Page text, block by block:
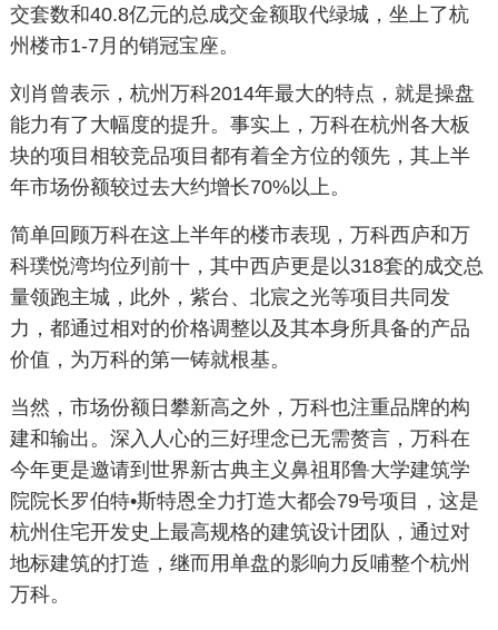
交套数和40.8亿元的总成交金额取代绿城，坐上了杭
州楼市1-7月的销冠宝座。
刘肖曾表示，杭州万科2014年最大的特点，就是操盘
能力有了大幅度的提升。事实上，万科在杭州各大板
块的项目相较竞品项目都有着全方位的领先，其上半
年市场份额较过去大约增长70%以上。
简单回顾万科在这上半年的楼市表现，万科西庐和万
科璞悦湾均位列前十，其中西庐更是以318套的成交总
量领跑主城，此外，紫台、北宸之光等项目共同发
力，都通过相对的价格调整以及其本身所具备的产品
价值，为万科的第一铸就根基。
当然，市场份额日攀新高之外，万科也注重品牌的构
建和输出。深入人心的三好理念已无需赘言，万科在
今年更是邀请到世界新古典主义鼻祖耶鲁大学建筑学
院院长罗伯特•斯特恩全力打造大都会79号项目，这是
杭州住宅开发史上最高规格的建筑设计团队，通过对
地标建筑的打造，继而用单盘的影响力反哺整个杭州
万科。